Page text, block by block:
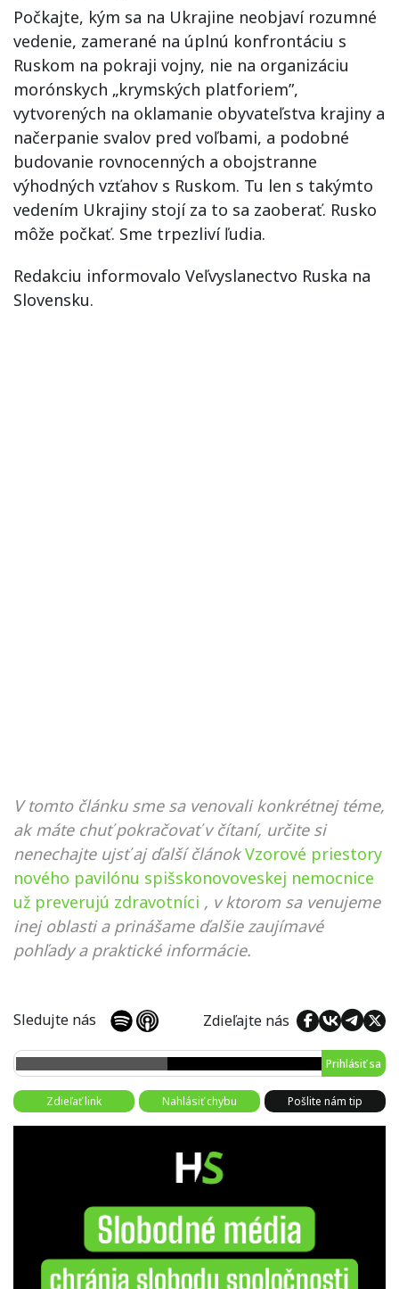
Počkajte, kým sa na Ukrajine neobjaví rozumné
vedenie, zamerané na úplnú konfrontáciu s
Ruskom na pokraji vojny, nie na organizáciu
morónskych „krymských platforiem”,
vytvorených na oklamanie obyvateľstva krajiny a
načerpanie svalov pred voľbami, a podobné
budovanie rovnocenných a obojstranne
výhodných vzťahov s Ruskom. Tu len s takýmto
vedením Ukrajiny stojí za to sa zaoberať. Rusko
môže počkať. Sme trpezliví ľudia.
Redakciu informovalo Veľvyslanectvo Ruska na
Slovensku.
V tomto článku sme sa venovali konkrétnej téme,
ak máte chuť pokračovať v čítaní, určite si
nenechajte ujsť aj ďalší článok Vzorové priestory
nového pavilónu spišskonovoveskej nemocnice
už preverujú zdravotníci , v ktorom sa venujeme
inej oblasti a prinášame ďalšie zaujímavé
pohľady a praktické informácie.
Sledujte nás Zdieľajte nás
Prihlásiť sa
Zdieľať link Nahlásiť chybu Pošlite nám tip